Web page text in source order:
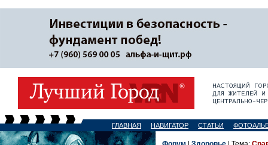
ГЛАВНАЯ НАВИГАТОР СТАТЬИ